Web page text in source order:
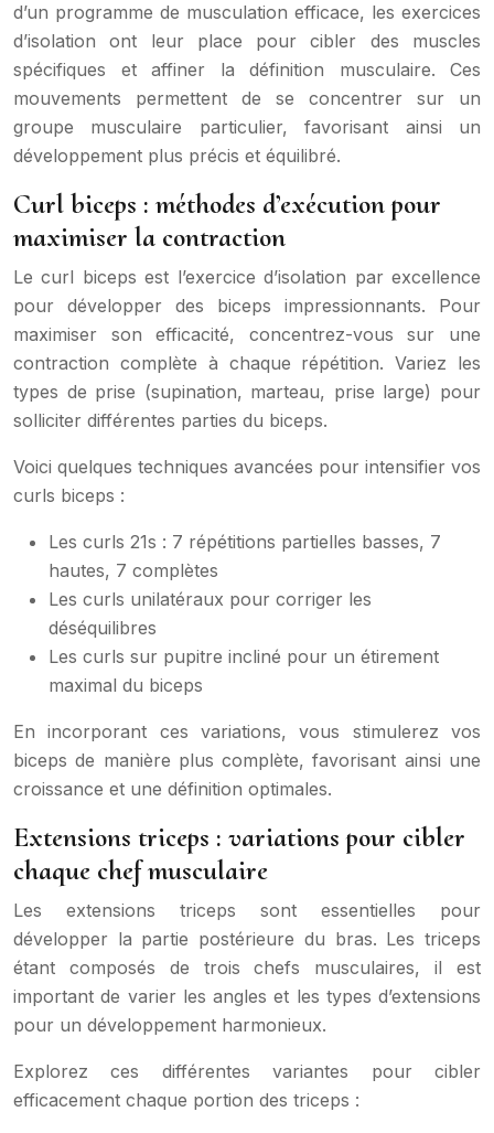
d’un programme de musculation efficace, les exercices
d’isolation ont leur place pour cibler des muscles
spécifiques et affiner la définition musculaire. Ces
mouvements permettent de se concentrer sur un
groupe musculaire particulier, favorisant ainsi un
développement plus précis et équilibré.
Curl biceps : méthodes d’exécution pour
maximiser la contraction
Le curl biceps est l’exercice d’isolation par excellence
pour développer des biceps impressionnants. Pour
maximiser son efficacité, concentrez-vous sur une
contraction complète à chaque répétition. Variez les
types de prise (supination, marteau, prise large) pour
solliciter différentes parties du biceps.
Voici quelques techniques avancées pour intensifier vos
curls biceps :
Les curls 21s : 7 répétitions partielles basses, 7
hautes, 7 complètes
Les curls unilatéraux pour corriger les
déséquilibres
Les curls sur pupitre incliné pour un étirement
maximal du biceps
En incorporant ces variations, vous stimulerez vos
biceps de manière plus complète, favorisant ainsi une
croissance et une définition optimales.
Extensions triceps : variations pour cibler
chaque chef musculaire
Les extensions triceps sont essentielles pour
développer la partie postérieure du bras. Les triceps
étant composés de trois chefs musculaires, il est
important de varier les angles et les types d’extensions
pour un développement harmonieux.
Explorez ces différentes variantes pour cibler
efficacement chaque portion des triceps :